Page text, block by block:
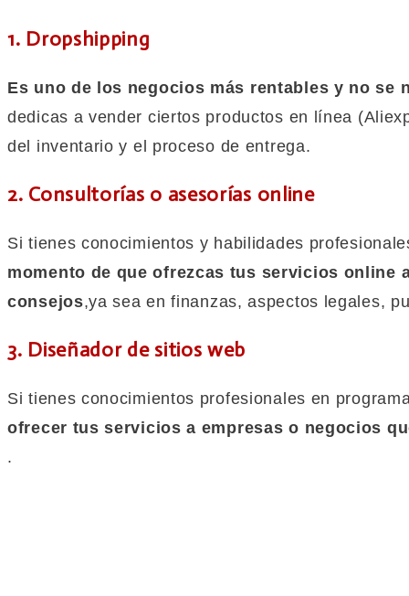
1. Dropshipping
Es uno de los negocios más rentables y no se
dedicas a vender ciertos productos en línea
del inventario y el proceso de entrega.
2. Consultorías o asesorías online
Si tienes conocimientos y habilidades
momento de que ofrezcas tus servicios online
consejos,ya sea en finanzas, aspectos legales,
3. Diseñador de sitios web
Si tienes conocimientos profesionales en
ofrecer tus servicios a empresas o negocios
.